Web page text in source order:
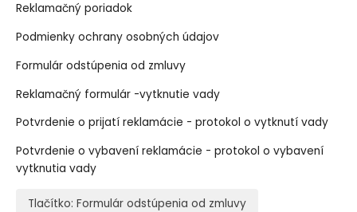
Reklamačný poriadok
Podmienky ochrany osobných údajov
Formulár odstúpenia od zmluvy
Reklamačný formulár -vytknutie vady
Potvrdenie o prijatí reklamácie - protokol o vytknutí vady
Potvrdenie o vybavení reklamácie - protokol o vybavení
vytknutia vady
Tlačítko: Formulár odstúpenia od zmluvy